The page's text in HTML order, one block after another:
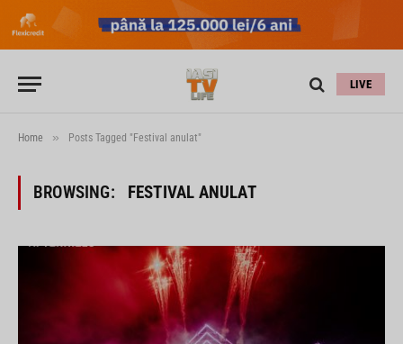
LIVE
Home » Posts Tagged "Festival anulat"
BROWSING: FESTIVAL ANULAT